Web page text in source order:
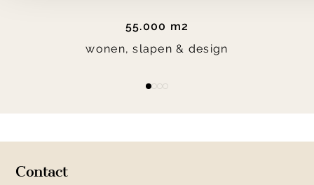
55.000 m2
wonen, slapen & design
Contact